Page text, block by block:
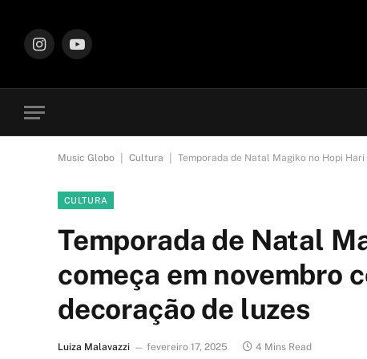
InstagramYouTube
Music Globo Cultura Temporada de Natal Magiko no Hopi
CULTURA
Temporada de Natal
começa em novembro
decoração de luzes
Luiza Malavazzi fevereiro 17, 2025 4 Mins Read